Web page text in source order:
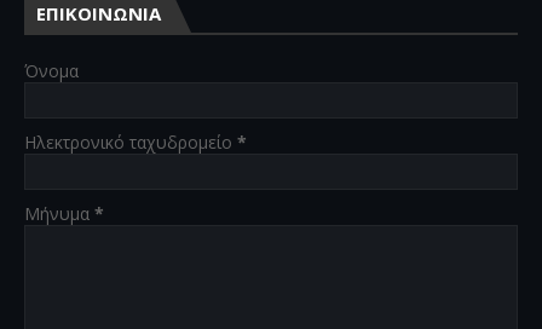
ΕΠΙΚΟΙΝΩΝΙΑ
Όνομα
Ηλεκτρονικό ταχυδρομείο *
Μήνυμα *